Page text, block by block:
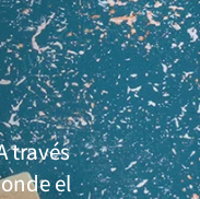
través
el